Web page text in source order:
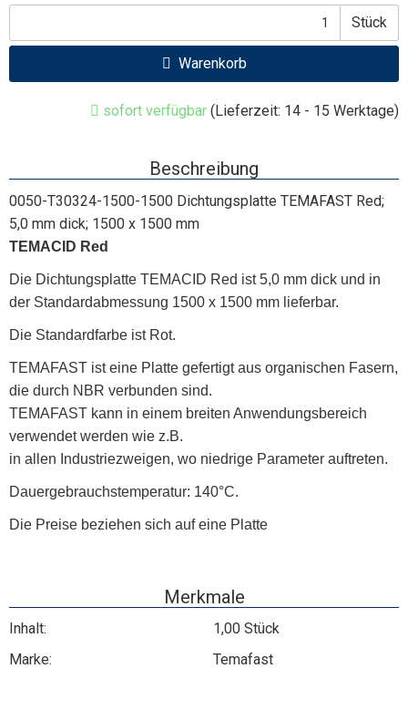
Stück
Warenkorb
sofort verfügbar (Lieferzeit: 14 - 15 Werktage)
Beschreibung
0050-T30324-1500-1500 Dichtungsplatte TEMAFAST Red;
5,0 mm dick; 1500 x 1500 mm
TEMACID Red
Die Dichtungsplatte TEMACID Red ist 5,0 mm dick und in
der Standardabmessung 1500 x 1500 mm lieferbar.
Die Standardfarbe ist Rot.
TEMAFAST ist eine Platte gefertigt aus organischen Fasern,
die durch NBR verbunden sind.
TEMAFAST kann in einem breiten Anwendungsbereich
verwendet werden wie z.B.
in allen Industriezweigen, wo niedrige Parameter auftreten.
Dauergebrauchstemperatur: 140°C.
Die Preise beziehen sich auf eine Platte
Merkmale
Inhalt:
1,00 Stück
Marke:
Temafast